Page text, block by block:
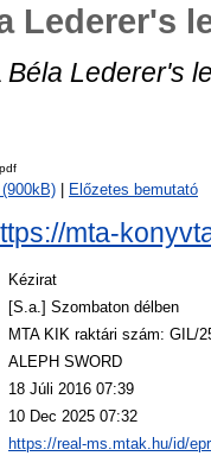
Lederer's
Béla Lederer's
(900kB) Előzetes bemutató
mta-
Kézirat
[S.a.] Szombaton délben
MTA KIK raktári szám: GIL/
ALEPH SWORD
18 Júli 2016 07:39
10 Dec 2025 07:32
https://real-ms.mtak.hu/id/